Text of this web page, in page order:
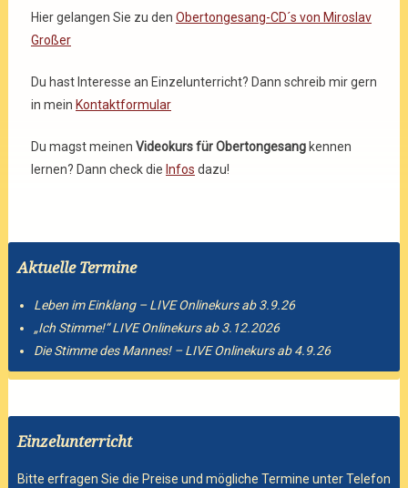
Hier gelangen Sie zu den Obertongesang-CD´s von Miroslav
Großer
Du hast Interesse an Einzelunterricht? Dann schreib mir gern
in mein Kontaktformular
Du magst meinen Videokurs für Obertongesang kennen
lernen? Dann check die Infos dazu!
Aktuelle Termine
Leben im Einklang – LIVE Onlinekurs ab 3.9.26
„Ich Stimme!“ LIVE Onlinekurs ab 3.12.2026
Die Stimme des Mannes! – LIVE Onlinekurs ab 4.9.26
Einzelunterricht
Bitte erfragen Sie die Preise und mögliche Termine unter Telefon